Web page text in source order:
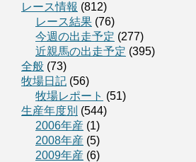
レース情報 (812)
レース結果 (76)
今週の出走予定 (277)
近親馬の出走予定 (395)
全般 (73)
牧場日記 (56)
牧場レポート (51)
生産年度別 (544)
2006年産 (1)
2008年産 (5)
2009年産 (6)